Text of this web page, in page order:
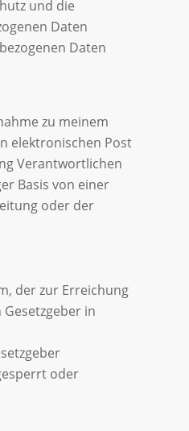
und die
Daten
Daten
zu meinem
elektronischen Post
Verantwortlichen
Basis von einer
oder der
der zur Erreichung
in
oder